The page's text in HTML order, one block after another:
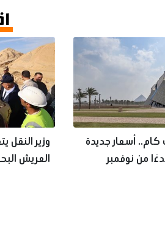
أسعار جديدة
من نوفمبر
وزير النقل
العريش